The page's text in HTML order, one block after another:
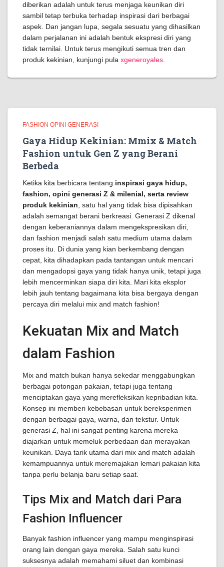
diberikan adalah untuk terus menjaga keunikan diri
sambil tetap terbuka terhadap inspirasi dari berbagai
aspek. Dan jangan lupa, segala sesuatu yang dihasilkan
dalam perjalanan ini adalah bentuk ekspresi diri yang
tidak ternilai. Untuk terus mengikuti semua tren dan
produk kekinian, kunjungi pula xgeneroyales
FASHION OPINI GENERASI
Gaya Hidup Kekinian: Mmix & Match
Fashion untuk Gen Z yang Berani
Berbeda
Ketika kita berbicara tentang inspirasi gaya hidup,
fashion, opini generasi Z & milenial, serta review
produk kekinian , satu hal yang tidak bisa dipisahkan
adalah semangat berani berkreasi. Generasi Z dikenal
dengan keberaniannya dalam mengekspresikan diri,
dan fashion menjadi salah satu medium utama dalam
proses itu. Di dunia yang kian berkembang dengan
cepat, kita dihadapkan pada tantangan untuk mencari
dan mengadopsi gaya yang tidak hanya unik, tetapi juga
lebih mencerminkan siapa diri kita. Mari kita eksplor
lebih jauh tentang bagaimana kita bisa bergaya dengan
percaya diri melalui mix and match fashion!
Kekuatan Mix and Match
dalam Fashion
Mix and match bukan hanya sekedar menggabungkan
berbagai potongan pakaian, tetapi juga tentang
menciptakan gaya yang merefleksikan kepribadian kita.
Konsep ini memberi kebebasan untuk bereksperimen
dengan berbagai gaya, warna, dan tekstur. Untuk
generasi Z, hal ini sangat penting karena mereka
diajarkan untuk memeluk perbedaan dan merayakan
keunikan. Daya tarik utama dari mix and match adalah
kemampuannya untuk meremajakan lemari pakaian kita
tanpa perlu belanja baru setiap saat.
Tips Mix and Match dari Para
Fashion Influencer
Banyak fashion influencer yang mampu menginspirasi
orang lain dengan gaya mereka. Salah satu kunci
suksesnya adalah memahami siluet dan kombinasi